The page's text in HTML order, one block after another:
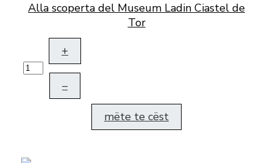
Alla scoperta del Museum Ladin Ciastel de
Tor
+
–
mëte te cëst